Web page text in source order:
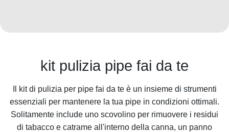
kit pulizia pipe fai da te
Il kit di pulizia per pipe fai da te è un insieme di strumenti
essenziali per mantenere la tua pipe in condizioni ottimali.
Solitamente include uno scovolino per rimuovere i residui
di tabacco e catrame all'interno della canna, un panno